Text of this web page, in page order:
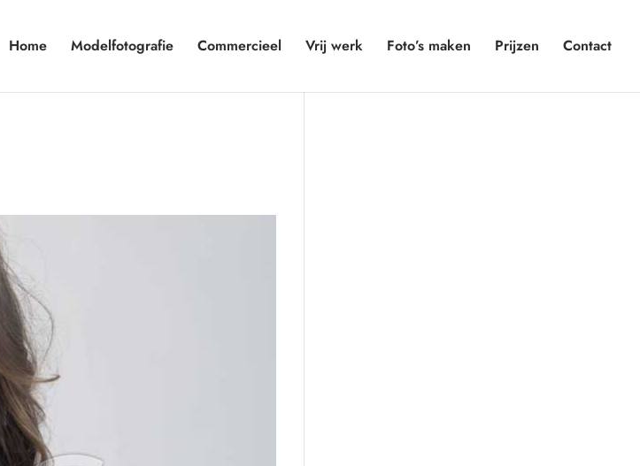
Home Modelfotografie Commercieel Vrij werk Foto’s maken Prijzen Contact